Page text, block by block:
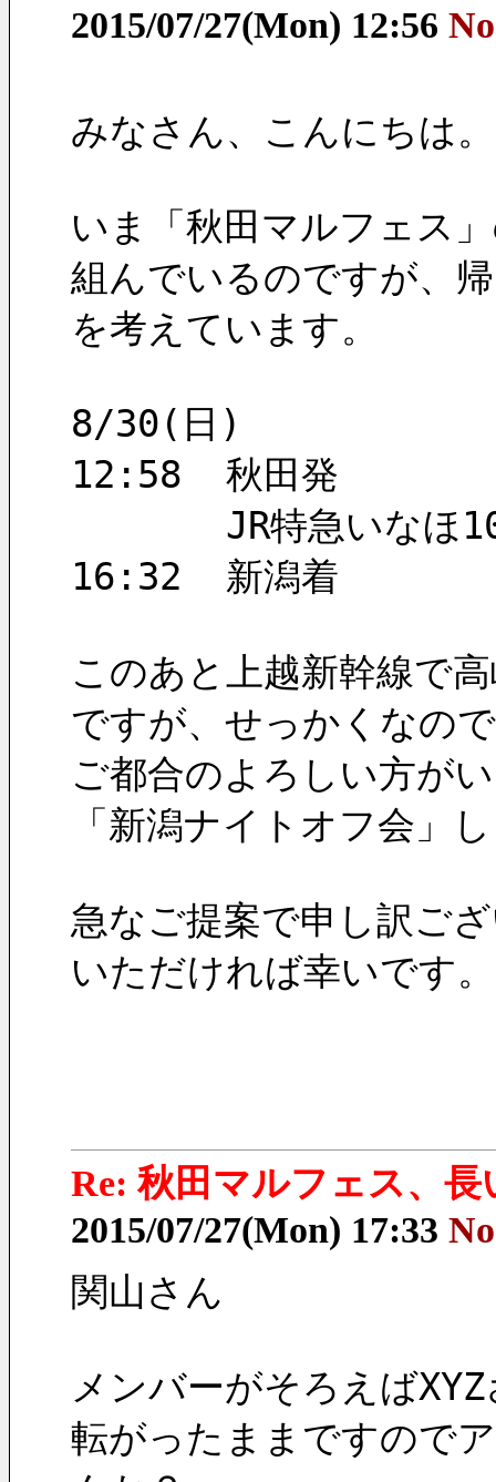
2015/07/27(Mon) 12:56
みなさん、こんにちは。
いま「秋田マルフェス
組んでいるのですが、
を考えています。
8/30(日)
12:58  秋田発
JR特急いな
16:32  新潟着
このあと上越新幹線で
ですが、せっかくなの
ご都合のよろしい方が
「新潟ナイトオフ会」
急なご提案で申し訳ご
いただければ幸いです。
Re: 秋田マルフェス、
2015/07/27(Mon) 17:33
関山さん
メンバーがそろえば
転がったままですので